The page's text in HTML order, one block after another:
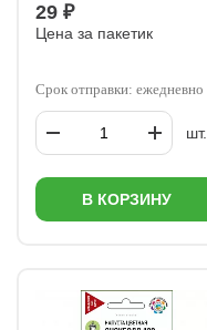
29 ₽
Цена за пакетик
Срок отправки: ежедневно
шт.
В КОРЗИНУ